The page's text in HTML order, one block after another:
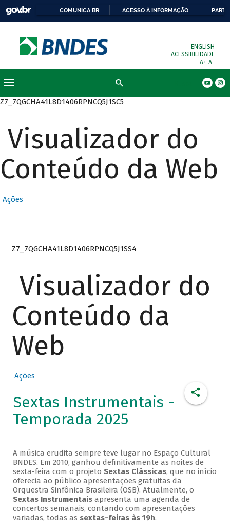
COMUNICA BR ACESSO À INFORMAÇÃO
ENGLISH
ACESSIBILIDADE
A+ A-
Z7_7QGCHA41L8D1406RPNCQ5J1SC5
Visualizador do
Conteúdo da Web
Ações
Z7_7QGCHA41L8D1406RPNCQ5J1SS4
Visualizador do
Conteúdo da
Web
Ações
Sextas Instrumentais -
Temporada 2025
A música erudita sempre teve lugar no Espaço Cultural
BNDES. Em 2010, ganhou definitivamente as noites de
sexta-feira com o projeto Sextas Clássicas, que no início
oferecia ao público apresentações gratuitas da
Orquestra Sinfônica Brasileira (OSB). Atualmente, o
Sextas Instrumentaisapresenta uma agenda de
concertos semanais, contando com apresentações
variadas, todas as sextas-feiras às 19h.